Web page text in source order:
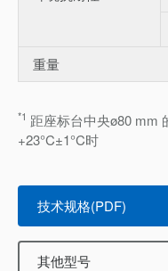
重量
*1 距座标台中央ø80 mm
+23°C±1°C时
技术规格(PDF)
其他型号